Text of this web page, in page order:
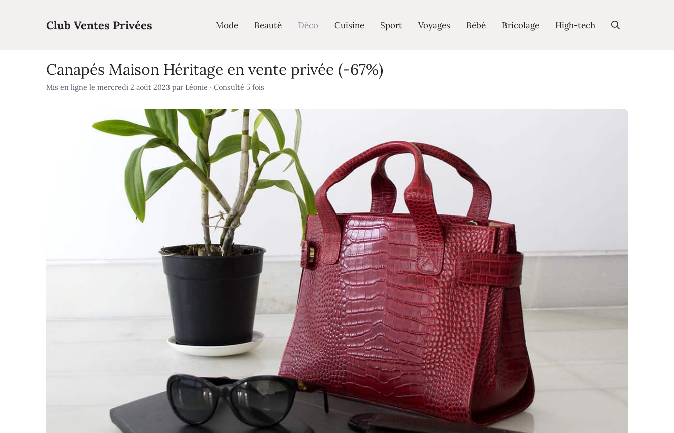
Club Ventes Privées Mode Beauté Déco Cuisine Sport Voyages Bébé Bricolage High-tech
Canapés Maison Héritage en vente privée (-67%)
Mis en ligne le mercredi 2 août 2023 par Léonie · Consulté 5 fois